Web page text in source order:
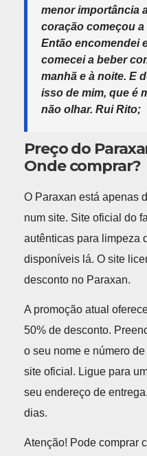
menor importância
coração começou
Então encomendei
comecei a beber
manhã e à noite. E
isso de mim, que é
não olhar. Rui Rito;
Preço do
Onde comprar?
O Paraxan está apenas
num site. Site oficial do
autênticas para limpeza
disponíveis lá. O site
desconto no Paraxan.
A promoção atual
50% de desconto.
o seu nome e número
site oficial. Ligue para
seu endereço de
dias.
Atenção! Pode comprar